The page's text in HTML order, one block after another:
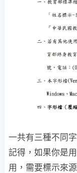
一共有三種不同
記得，如果你是
用，需要標示來